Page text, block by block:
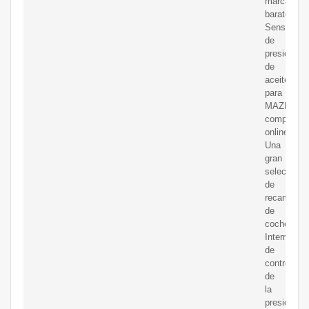
baratos:
Sensor
de
presión
de
aceite
para
MAZDA
comprar
online
Una
gran
selección
de
recambios
de
coche
Interruptor
de
control
de
la
presión